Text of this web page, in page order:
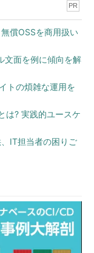
PR
償OSSを商用扱い
文面を例に傾向を解
トの煩雑な運用を
は? 実践的ユースケ
IT担当者の困りご